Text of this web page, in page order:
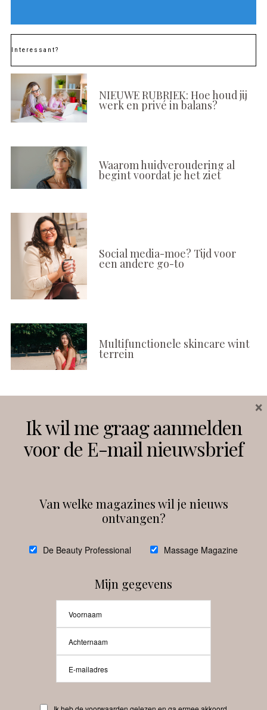
Interessant?
NIEUWE RUBRIEK: Hoe houd jij
werk en privé in balans?
Waarom huidveroudering al
begint voordat je het ziet
Social media-moe? Tijd voor
een andere go-to
Multifunctionele skincare wint
terrein
Instagram Facebook
debeautyprofessional
Beauty-Pro.nl
Ik wil me graag aanmelden
voor de E-mail nieuwsbrief
Van welke magazines wil je nieuws
ontvangen?
De Beauty Professional Massage Magazine
Mijn gegevens
×